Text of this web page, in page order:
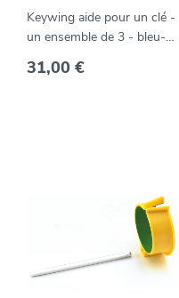
Keywing aide pour un clé -
un ensemble de 3 - bleu-
31,00 €